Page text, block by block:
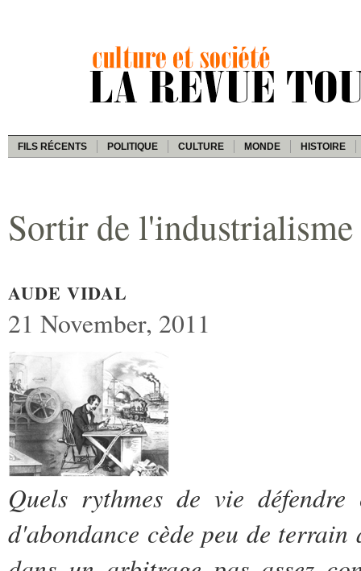
FILS RÉCENTS POLITIQUE CULTURE MONDE HISTOIRE
Sortir de l'industrialisme
AUDE VIDAL
21 November, 2011
Quels rythmes de vie
d'abondance cède peu de